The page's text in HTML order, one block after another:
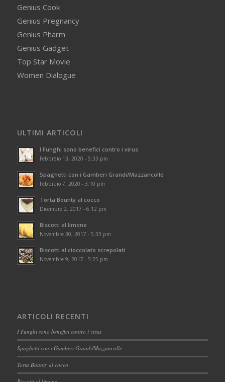
Genius Cook
Genius Pregnancy
Genius Pharm
Genius Gadget
Top Star Movie
Women Dialogue
ULTIMI ARTICOLI
I Funghi sono benefici contro i virus
Febbraio 13, 2020 - 5:33 pm
Spaghetti con i Gamberi Grandi/Mazzancolle
Febbraio 7, 2020 - 3:10 pm
Torta Bounty al cocco
Dicembre 2, 2017 - 6:12 pm
Biscotti al limone
Novembre 30, 2017 - 5:33 pm
Biscotti al cioccolato screpolati
Novembre 9, 2017 - 5:25 pm
ARTICOLI RECENTI
I Funghi sono benefici contro i virus
Spaghetti con i Gamberi Grandi/Mazzancolle
Torta Bounty al cocco